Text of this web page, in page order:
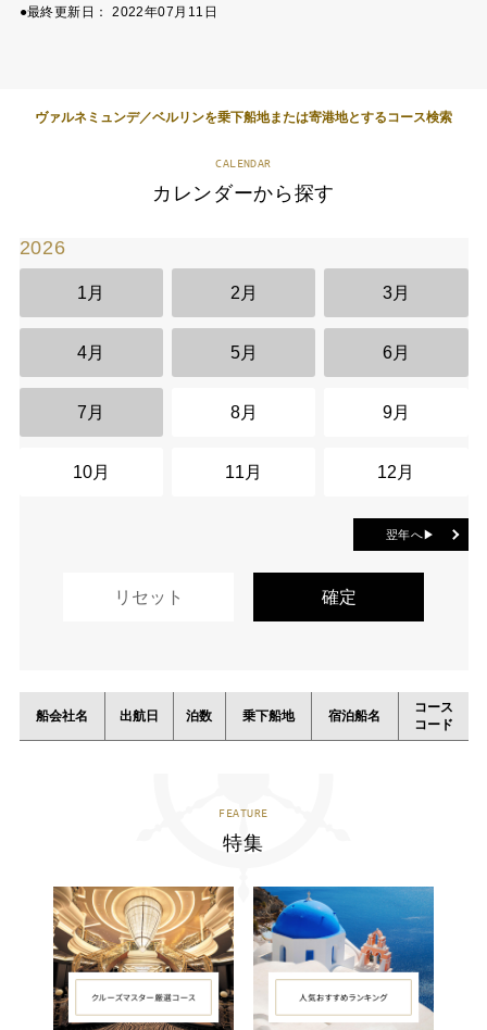
●最終更新日： 2022年07月11日
ヴァルネミュンデ／ベルリンを乗下船地または寄港地とするコース検索
CALENDAR
カレンダーから探す
2026
1月 2月 3月
4月 5月 6月
7月 8月 9月
10月 11月 12月
翌年へ▶
船会社名 出航日 泊数 乗下船地 宿泊船名
コース
コード
FEATURE
特集